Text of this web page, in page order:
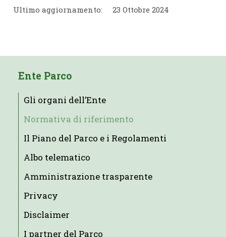
Ultimo aggiornamento:
23 Ottobre 2024
Ente Parco
Gli organi dell’Ente
Normativa di riferimento
Il Piano del Parco e i Regolamenti
Albo telematico
Amministrazione trasparente
Privacy
Disclaimer
I partner del Parco